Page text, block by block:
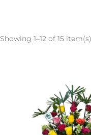
Showing 1–12 of 15 item(s)